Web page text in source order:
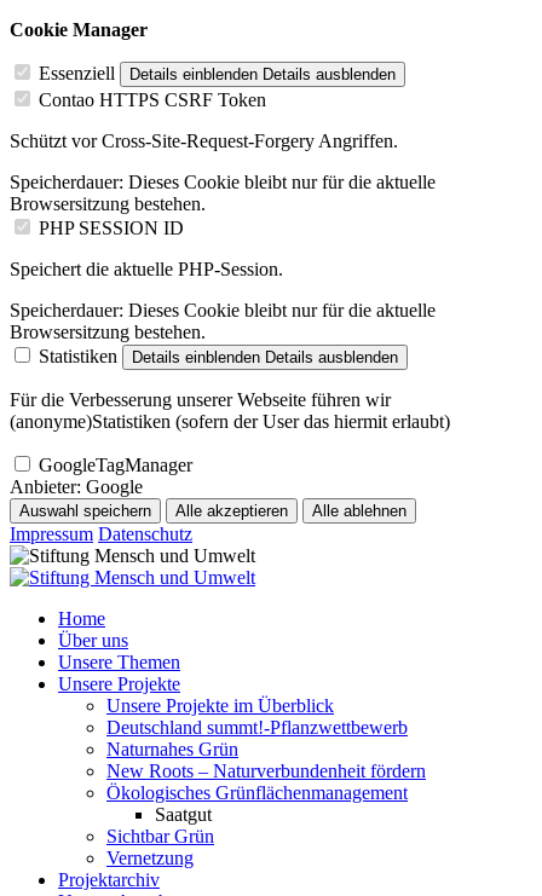
Cookie Manager
Essenziell Details einblenden Details ausblenden
Contao HTTPS CSRF Token
Schützt vor Cross-Site-Request-Forgery Angriffen.
Speicherdauer: Dieses Cookie bleibt nur für die aktuelle
Browsersitzung bestehen.
PHP SESSION ID
Speichert die aktuelle PHP-Session.
Speicherdauer: Dieses Cookie bleibt nur für die aktuelle
Browsersitzung bestehen.
Statistiken
Details einblenden Details ausblenden
Für die Verbesserung unserer Webseite führen wir
(anonyme)Statistiken (sofern der User das hiermit erlaubt)
GoogleTagManager
Anbieter: Google
Auswahl speichern Alle akzeptieren Alle ablehnen
Impressum Datenschutz
Home
Über uns
Unsere Themen
Unsere Projekte
Unsere Projekte im Überblick
Deutschland summt!-Pflanzwettbewerb
Naturnahes Grün
New Roots – Naturverbundenheit fördern
Ökologisches Grünflächenmanagement
Saatgut
Sichtbar Grün
Vernetzung
Projektarchiv